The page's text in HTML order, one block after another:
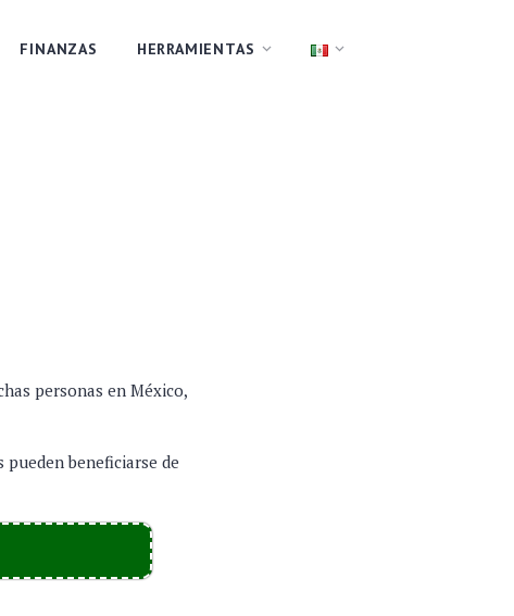
FINANZAS HERRAMIENTAS
personas en México,
beneficiarse de